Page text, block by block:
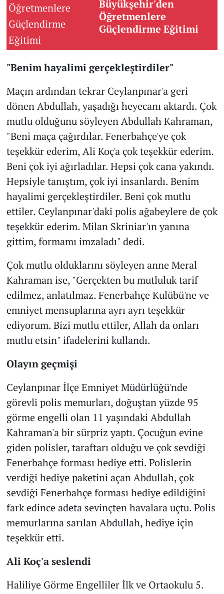
Büyükşehir'den
Öğretmenlere
Güçlendirme Eğitimi
"Benim hayalimi gerçekleştirdiler"
Maçın ardından tekrar Ceylanpınar'a geri
dönen Abdullah, yaşadığı heyecanı aktardı. Çok
mutlu olduğunu söyleyen Abdullah Kahraman,
"Beni maça çağırdılar. Fenerbahçe'ye çok
teşekkür ederim, Ali Koç'a çok teşekkür ederim.
Beni çok iyi ağırladılar. Hepsi çok cana yakındı.
Hepsiyle tanıştım, çok iyi insanlardı. Benim
hayalimi gerçekleştirdiler. Beni çok mutlu
ettiler. Ceylanpınar'daki polis ağabeylere de çok
teşekkür ederim. Milan Skriniar'ın yanına
gittim, formamı imzaladı" dedi.
Çok mutlu olduklarını söyleyen anne Meral
Kahraman ise, "Gerçekten bu mutluluk tarif
edilmez, anlatılmaz. Fenerbahçe Kulübü'ne ve
emniyet mensuplarına ayrı ayrı teşekkür
ediyorum. Bizi mutlu ettiler, Allah da onları
mutlu etsin" ifadelerini kullandı.
Olayın geçmişi
Ceylanpınar İlçe Emniyet Müdürlüğü'nde
görevli polis memurları, doğuştan yüzde 95
görme engelli olan 11 yaşındaki Abdullah
Kahraman'a bir sürpriz yaptı. Çocuğun evine
giden polisler, taraftarı olduğu ve çok sevdiği
Fenerbahçe forması hediye etti. Polislerin
verdiği hediye paketini açan Abdullah, çok
sevdiği Fenerbahçe forması hediye edildiğini
fark edince adeta sevinçten havalara uçtu. Polis
memurlarına sarılan Abdullah, hediye için
teşekkür etti.
Ali Koç'a seslendi
Haliliye Görme Engelliler İlk ve Ortaokulu 5.